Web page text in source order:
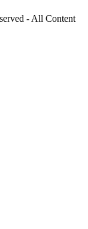
- All Content